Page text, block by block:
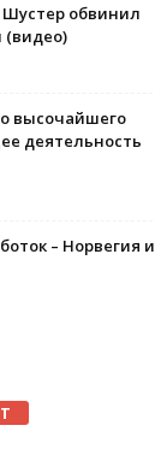
Шустер обвинил
(видео)
высочайшего
деятельность
– Норвегия и